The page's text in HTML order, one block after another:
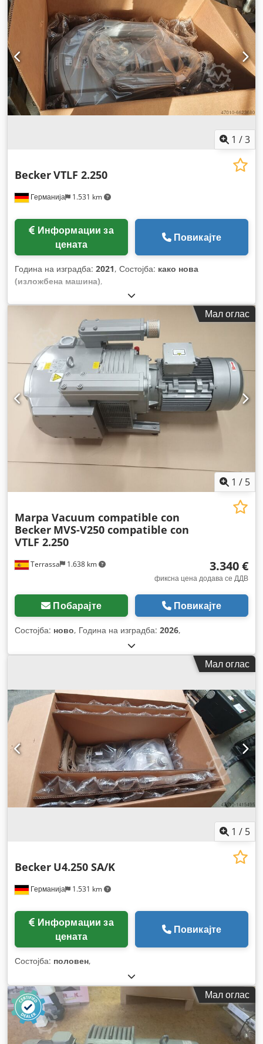
1 /3
Германија 1.531 km
BeckerVTLF 2.250
цената
Повикајте
Година на изградба: 2021, Состојба: како нова
(изложбена машина),
Мал оглас
1 / 5
Terrassa 1.638 km
Marpa Vacuum compatible con
Becker MVS-V250 compatible con
VTLF 2.250
3.340 €
фиксна цена додава се ДДВ
Побарајте Повикајте
Состојба: ново, Година на изградба: 2026,
Мал оглас
1 / 5
Германија 1.531 km
Becker U4.250 SA/K
цената
Повикајте
Состојба: половен,
Мал оглас